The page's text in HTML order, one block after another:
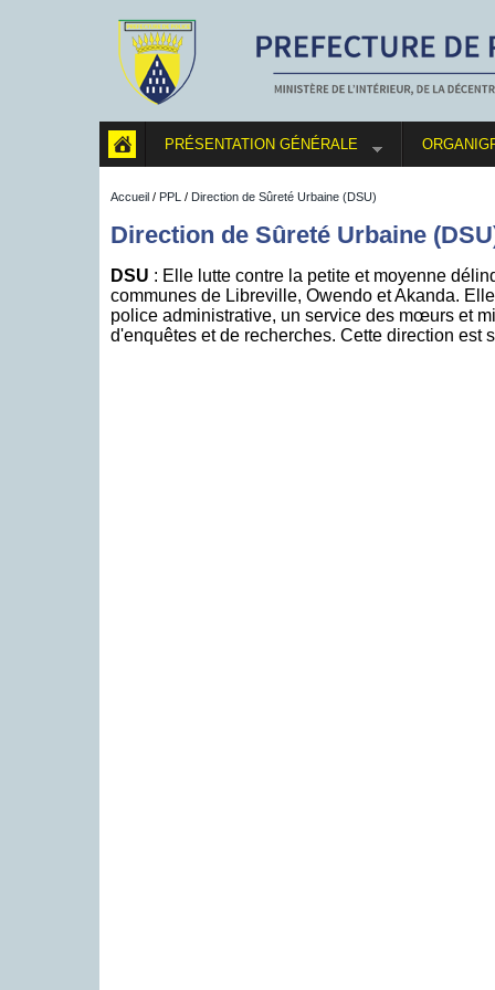
PRÉSENTATION GÉNÉRALE
Accueil / PPL / Direction de Sûreté Urbaine (DSU)
Direction de Sûreté Urbaine
DSU : Elle lutte contre la petite et moyenne
communes de Libreville, Owendo et Akanda.
police administrative, un service des mœurs et
d'enquêtes et de recherches. Cette direction est